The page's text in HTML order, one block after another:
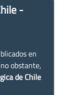
-
en
obstante,
de Chile